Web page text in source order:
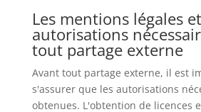
Les mentions légales et
autorisations
tout partage externe
Avant tout partage externe, il est
s'assurer que les autorisations
obtenues. L'obtention de licences